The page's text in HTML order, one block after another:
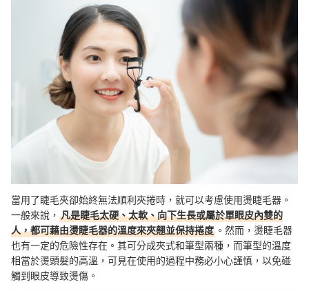
當用了睫毛夾卻始終無法順利夾捲時，就可以考慮使用燙睫毛器。
一般來說， 凡是睫毛太硬、太軟、向下生長或屬於單眼皮內雙的
人，都可藉由燙睫毛器的溫度來夾翹並保持捲度 。然而，燙睫毛器
也有一定的危險性存在。其可分成夾式和筆型兩種，而筆型的溫度
相當於燙頭髮的高溫，可見在使用的過程中務必小心謹慎，以免碰
觸到眼皮導致燙傷。